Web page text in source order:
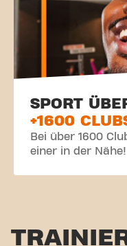
SPORT
+1600
Bei über 1600
einer in der Nähe!